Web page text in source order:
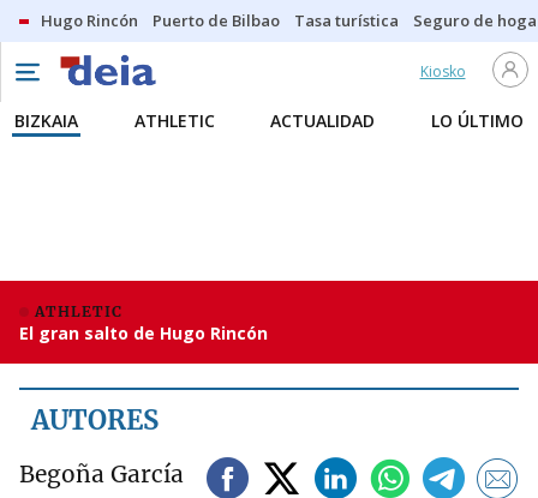
Hugo Rincón Puerto de Bilbao Tasa turística Seguro de
Kiosko
BIZKAIA ATHLETIC ACTUALIDAD LO ÚLTIMO
ATHLETIC
El gran salto de Hugo Rincón
AUTORES
Begoña García